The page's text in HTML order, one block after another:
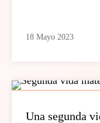
18 Mayo 2023
Una segunda